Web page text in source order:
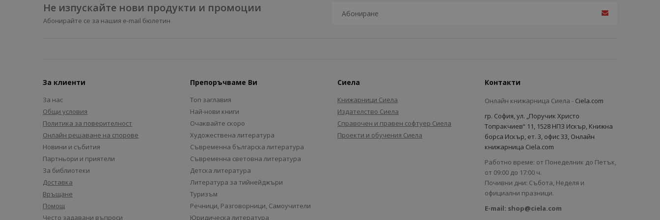
Не изпускайте нови продукти и промоции
Абонирайте се за нашия e-mail бюлетин
За клиенти
За нас
Общи условия
Политика за поверителност
Онлайн решаване на спорове
Новини и събития
Партньори и приятели
За библиотеки
Доставка
Връщане
Помощ
Често задавани въпроси
Препоръчваме Ви
Топ заглавия
Най-нови книги
Очаквайте скоро
Художествена литература
Съвременна българска литература
Съвременна световна литература
Детска литература
Литература за тийнейджъри
Туризъм
Речници, Разговорници, Самоучители
Юридическа литература
Сиела
Книжарници Сиела
Издателство Сиела
Справочен и правен софтуер Сиела
Проекти и обучения Сиела
Контакти
Онлайн книжарница Сиела - Ciela.com
гр. София, ул. „Поручик Христо
Топракчиев“ 11, 1528 НПЗ Искър, Книжна
борса Искър, ет. 3, офис 33, Онлайн
книжарница Ciela.com
Работно време: от Понеделник до Петък,
от 09:00 до 17:00 ч.
Почивни дни: Събота, Неделя и
официални празници.
E-mail: shop@ciela.com